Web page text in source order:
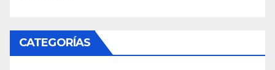
CATEGORÍAS